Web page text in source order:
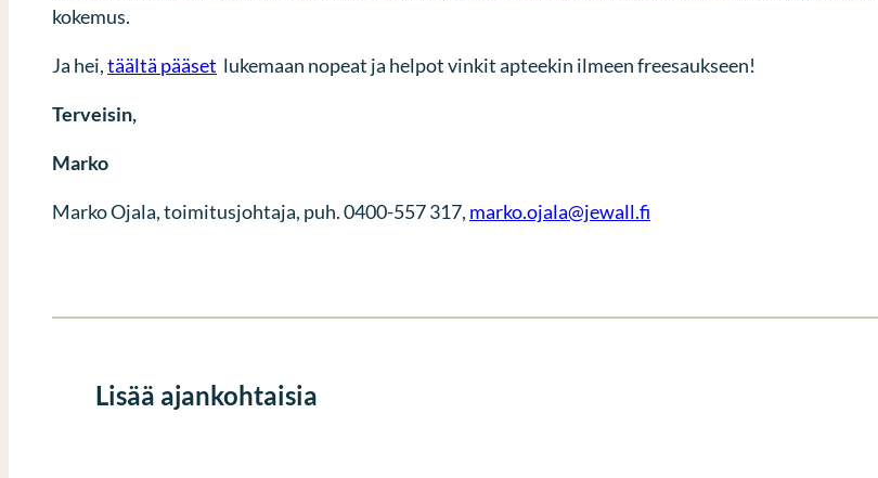
kokemus.
Ja hei,täältä pääset lukemaan nopeat ja helpot vinkit apteekin ilmeen freesaukseen!
Terveisin,
Marko
Marko Ojala, toimitusjohtaja, puh. 0400-557 317, marko.ojala@jewall.fi
Lisää ajankohtaisia